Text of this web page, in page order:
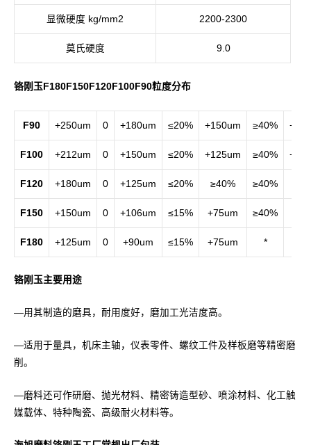
显微硬度 kg/mm2 2200-2300
莫氏硬度 9.0
铬刚玉F180F150F120F100F90粒度分布
F90 +250um 0 +180um ≤20% +150um ≥40%
F100 +212um 0 +150um ≤20% +125um ≥40%
F120 +180um 0 +125um ≤20% ≥40% ≥40%
F150 +150um 0 +106um ≤15% +75um ≥40%
F180 +125um 0 +90um ≤15% +75um *
铬刚玉主要用途
—用其制造的磨具，耐用度好，磨加工光洁度高。
—适用于量具，机床主轴，仪表零件、螺纹工件及样板磨等精密磨
削。
—磨料还可作研磨、抛光材料、精密铸造型砂、喷涂材料、化工触
媒载体、特种陶瓷、高级耐火材料等。